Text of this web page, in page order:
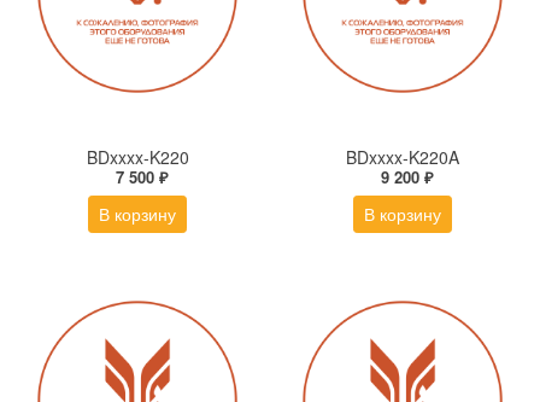
BDxxxx-K220
7 500 ₽
В корзину
BDxxxx-K220A
9 200 ₽
В корзину